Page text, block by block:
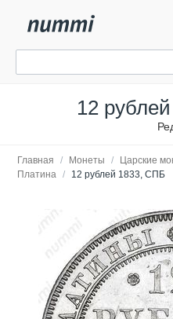
12
Главная / Монеты / Царские
Платина / 12 рублей 1833, СПБ